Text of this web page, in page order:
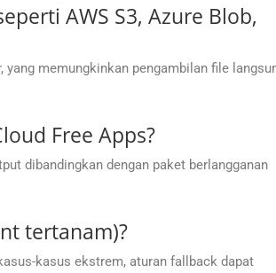
AWS S3, Azure Blob,
memungkinkan pengambilan file
Free Apps?
dibandingkan dengan paket berlangganan
tertanam)?
kasus ekstrem, aturan fallback dapat